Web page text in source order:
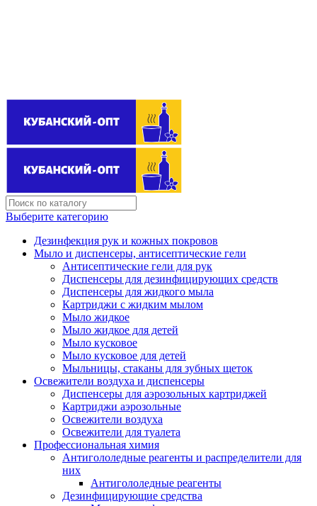
Выберите категорию
Дезинфекция рук и кожных покровов
Мыло и диспенсеры, антисептические гели
Антисептические гели для рук
Диспенсеры для дезинфицирующих средств
Диспенсеры для жидкого мыла
Картриджи с жидким мылом
Мыло жидкое
Мыло жидкое для детей
Мыло кусковое
Мыло кусковое для детей
Мыльницы, стаканы для зубных щеток
Освежители воздуха и диспенсеры
Диспенсеры для аэрозольных картриджей
Картриджи аэрозольные
Освежители воздуха
Освежители для туалета
Профессиональная химия
Антигололедные реагенты и распределители для
них
Антигололедные реагенты
Дезинфицирующие средства